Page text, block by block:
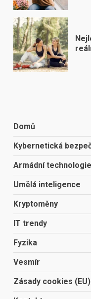
Domů
Kybernetická
Armádní technologie
Umělá inteligence
Kryptoměny
IT trendy
Fyzika
Vesmír
Zásady cookies (EU)